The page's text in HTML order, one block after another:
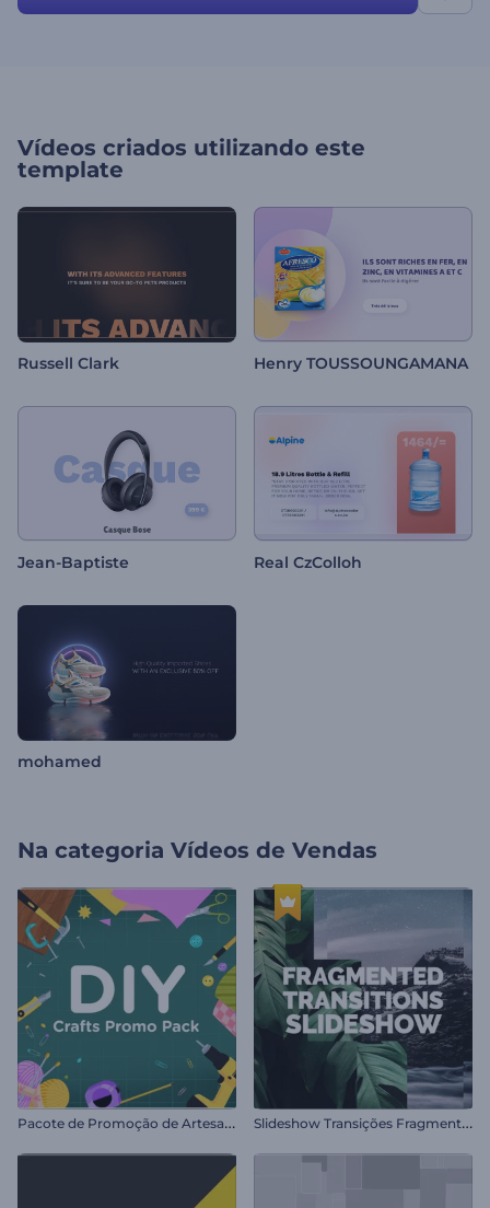
Vídeos criados utilizando este
template
Russell Clark Henry TOUSSOUNGAMANA
Jean-Baptiste Real CzColloh
mohamed
Na categoria Vídeos de Vendas
P
acote de Promoção de Artesanato Faça Você Mesmo S
lideshow Transições Fragmentadas